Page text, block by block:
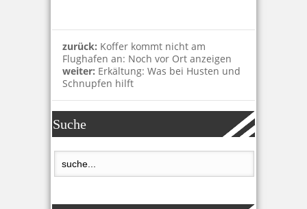
zurück: Koffer kommt nicht am
Flughafen an: Noch vor Ort anzeigen
weiter: Erkältung: Was bei Husten und
Schnupfen hilft
Suche